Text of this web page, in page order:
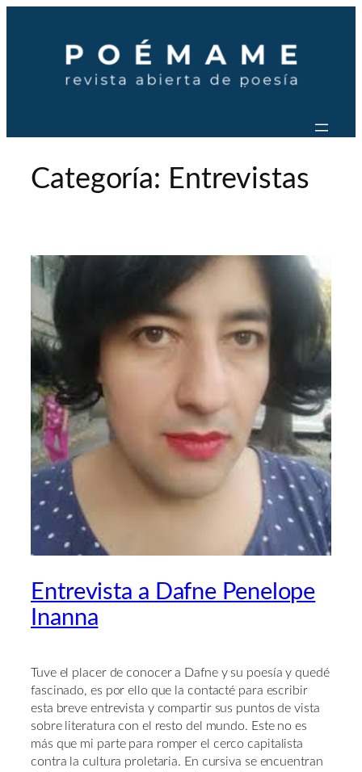
contenido
Categoría: Entrevistas
Entrevista a Dafne Penelope
Inanna
Tuve el placer de conocer a Dafne y su poesía y quedé
fascinado, es por ello que la contacté para escribir
esta breve entrevista y compartir sus puntos de vista
sobre literatura con el resto del mundo. Este no es
más que mi parte para romper el cerco capitalista
contra la cultura proletaria. En cursiva se encuentran